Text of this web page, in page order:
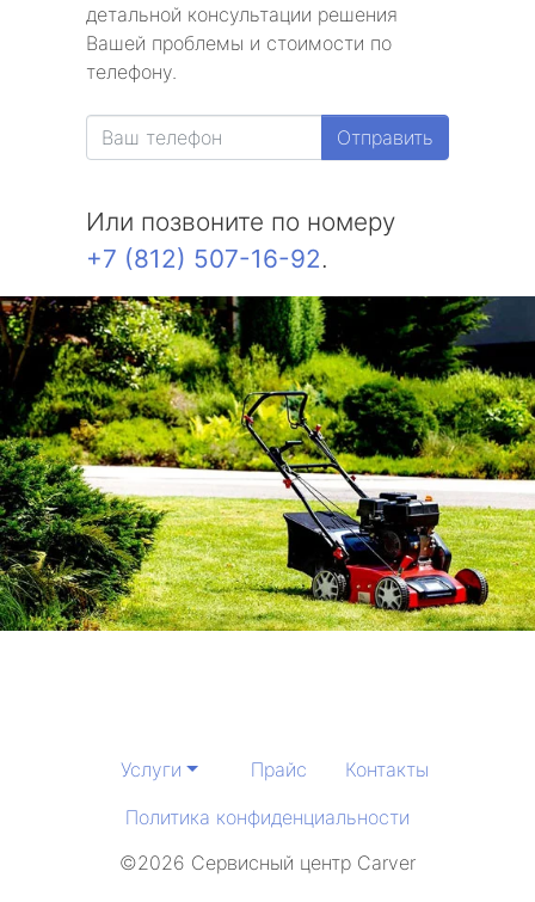
детальной консультации решения
Вашей проблемы и стоимости по
телефону.
Отправить
Или позвоните по номеру
+7 (812) 507-16-92.
Услуги Прайс
Контакты
Политика конфиденциальности
©2026 Сервисный центр Carver